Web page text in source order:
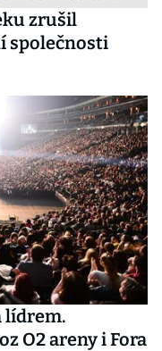
zrušil
společnosti
lídrem.
O2 areny i Fora